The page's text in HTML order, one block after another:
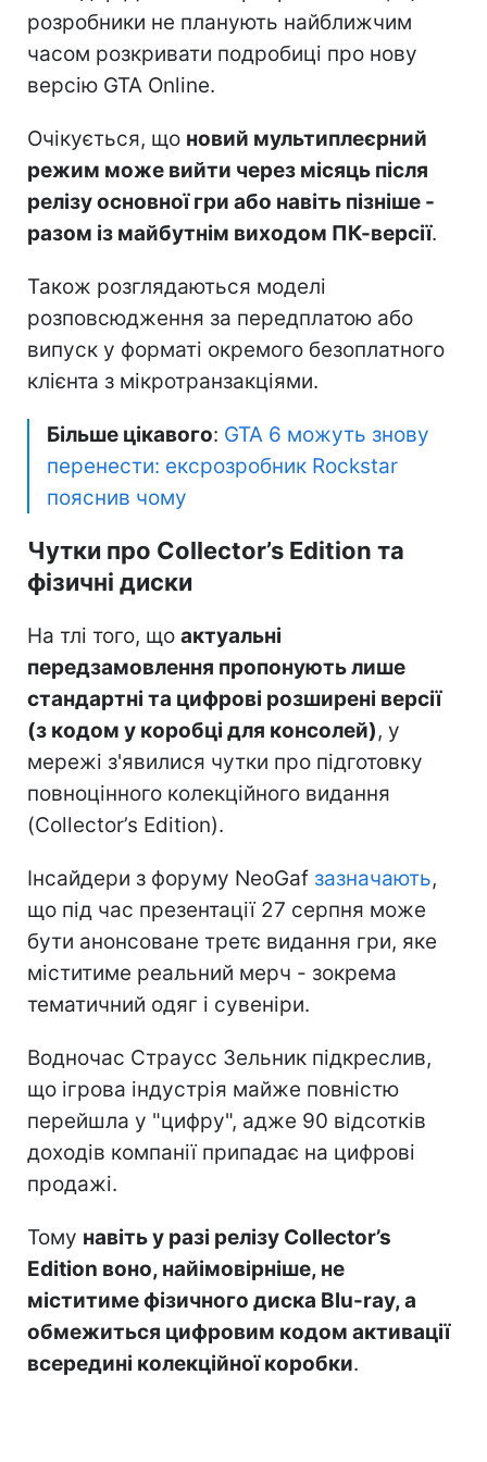
розробники не планують найближчим
часом розкривати подробиці про нову
версію GTA Online.
Очікується, що новий мультиплеєрний
режим може вийти через місяць після
релізу основної гри або навіть пізніше -
разом із майбутнім виходом ПК-версії.
Також розглядаються моделі
розповсюдження за передплатою або
випуск у форматі окремого безоплатного
клієнта з мікротранзакціями.
Більше цікавого: GTA 6 можуть знову
перенести: ексрозробник Rockstar
пояснив чому
Чутки про Collector’s Edition та
фізичні диски
На тлі того, що актуальні
передзамовлення пропонують лише
стандартні та цифрові розширені версії
(з кодом у коробці для консолей), у
мережі з'явилися чутки про підготовку
повноцінного колекційного видання
(Collector’s Edition).
Інсайдери з форуму NeoGaf зазначають,
що під час презентації 27 серпня може
бути анонсоване третє видання гри, яке
міститиме реальний мерч - зокрема
тематичний одяг і сувеніри.
Водночас Страусс Зельник підкреслив,
що ігрова індустрія майже повністю
перейшла у "цифру", адже 90 відсотків
доходів компанії припадає на цифрові
продажі.
Тому навіть у разі релізу Collector’s
Edition воно, найімовірніше, не
міститиме фізичного диска Blu-ray, а
обмежиться цифровим кодом активації
всередині колекційної коробки.